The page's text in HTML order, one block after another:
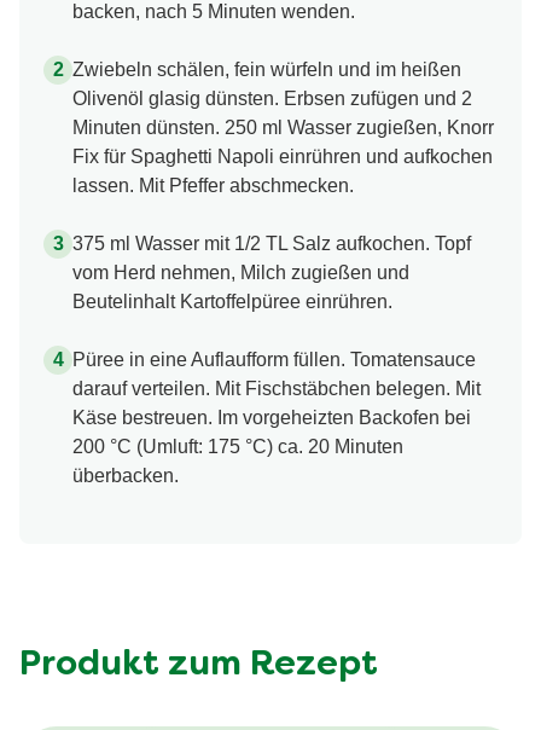
backen, nach 5 Minuten wenden.
Zwiebeln schälen, fein würfeln und im heißen
Olivenöl glasig dünsten. Erbsen zufügen und 2
Minuten dünsten. 250 ml Wasser zugießen, Knorr
Fix für Spaghetti Napoli einrühren und aufkochen
lassen. Mit Pfeffer abschmecken.
375 ml Wasser mit 1/2 TL Salz aufkochen. Topf
vom Herd nehmen, Milch zugießen und
Beutelinhalt Kartoffelpüree einrühren.
Püree in eine Auflaufform füllen. Tomatensauce
darauf verteilen. Mit Fischstäbchen belegen. Mit
Käse bestreuen. Im vorgeheizten Backofen bei
200 °C (Umluft: 175 °C) ca. 20 Minuten
überbacken.
Produkt zum Rezept